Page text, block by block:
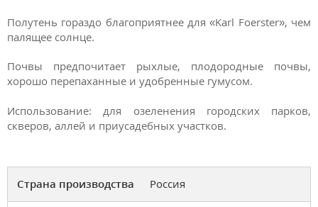
Полутень гораздо благоприятнее для «Karl Foerster», чем
палящее солнце.
Почвы предпочитает рыхлые, плодородные почвы,
хорошо перепаханные и удобренные гумусом.
Использование: для озеленения городских парков,
скверов, аллей и приусадебных участков.
Страна производства Россия